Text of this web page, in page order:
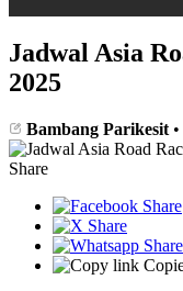
Jadwal Asia
2025
Bambang Parikesit •
Share